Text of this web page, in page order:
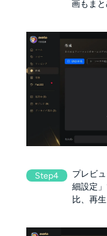
画もまと
Step4
プレビ
細設定
比、再